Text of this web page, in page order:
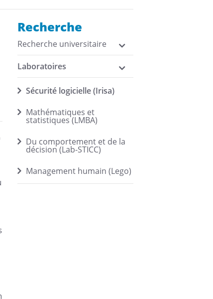
Recherche
Recherche universitaire
Laboratoires
Sécurité logicielle (Irisa)
Mathématiques et
statistiques (LMBA)
Du comportement et de la
décision (Lab-STICC)
Management humain (Lego)